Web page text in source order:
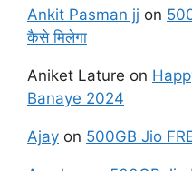
Ankit Pasman jj on
कैसे मिलेगा
Aniket Lature on
Banaye 2024
Ajay on 500GB Jio